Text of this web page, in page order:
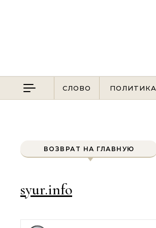
СЛОВО ПОЛИТИКА
ВОЗВРАТ НА ГЛАВНУЮ
syur.info